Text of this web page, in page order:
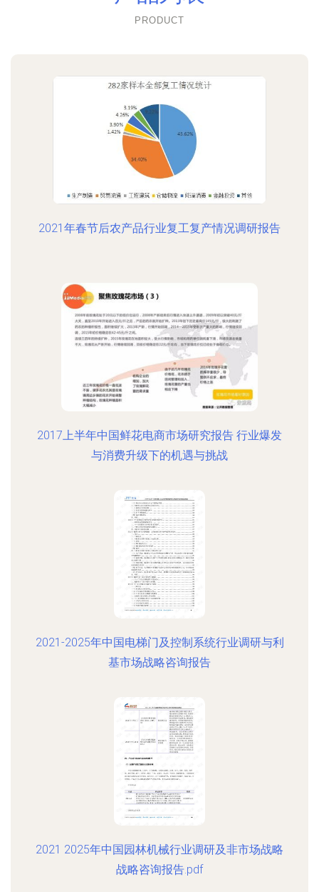
PRODUCT
2021年春节后农产品行业复工复产情况调研报告
2017上半年中国鲜花电商市场研究报告 行业爆发
与消费升级下的机遇与挑战
2021-2025年中国电梯门及控制系统行业调研与利
基市场战略咨询报告
2021 2025年中国园林机械行业调研及非市场战略
战略咨询报告.pdf